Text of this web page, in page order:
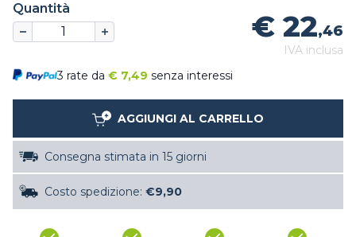
Quantità
€ 22,46
IVA inclusa
3 rate da € 7,49 senza interessi
AGGIUNGI AL CARRELLO
Consegna stimata in 15 giorni
Costo spedizione: €9,90